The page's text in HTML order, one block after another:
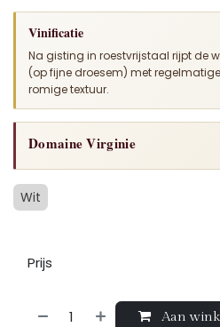
Vinificatie
Na gisting in roestvrijstaal rijpt de
(op fijne droesem) met
romige textuur.
Domaine Virginie
Wit
Aan
Prijs